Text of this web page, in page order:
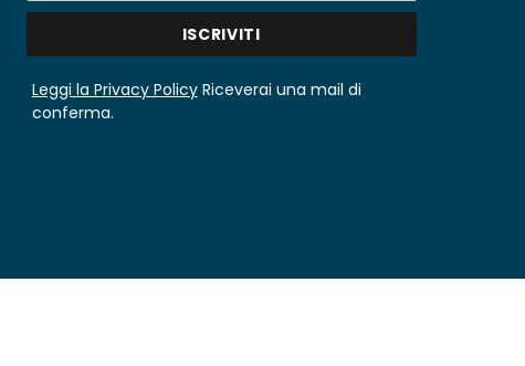
Leggi la Privacy PolicyRiceverai una mail di
conferma.